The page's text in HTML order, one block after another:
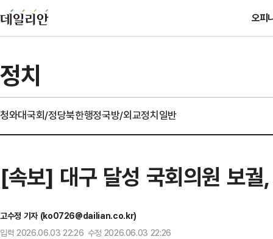
오피
정치
청와대국회/정당북한행정국방/외교정치일반
[속보] 대구 달성 국회의원 보궐
고수정 기자 (ko0726@dailian.co.kr)
입력 2026.06.03 22:26 수정 2026.06.03 22:26